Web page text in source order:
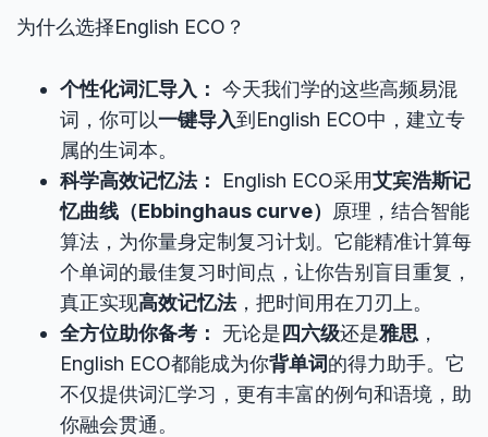
为什么选择English ECO？
个性化词汇导入： 今天我们学的这些高频易混
词，你可以一键导入到English ECO中，建立专
属的生词本。
科学高效记忆法：
English ECO采用艾宾浩斯记
忆曲线（Ebbinghaus curve） 原理，结合智能
算法，为你量身定制复习计划。它能精准计算每
个单词的最佳复习时间点，让你告别盲目重复，
真正实现高效记忆法，把时间用在刀刃上。
全方位助你备考：
无论是 四六级还是雅思 ，
English ECO都能成为你背单词的得力助手。它
不仅提供词汇学习，更有丰富的例句和语境，助
你融会贯通。